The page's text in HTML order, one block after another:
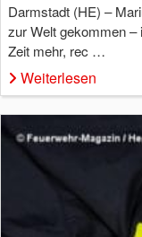
Darmstadt (HE) –
zur Welt gekommen –
Zeit mehr, rec …
Weiterlesen